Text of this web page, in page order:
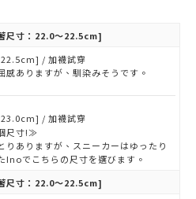
尺寸：22.0～22.5cm]
/ 加襪試穿
感ありますが、馴染みそうです。
/ 加襪試穿
尺寸!≫
りありますが、スニーカーはゆったり
Inoでこちらの尺寸を選びます。
尺寸：22.0～22.5cm]